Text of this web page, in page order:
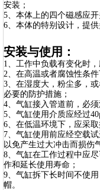
安装；
5、本体上的四个磁感应
6、本体的特别设计，提
安装与使用：
1、工作中负载有变化时
2、在高温或者腐蚀性条
3、在湿度大，粉尘多，
必要的防护措施；
4、气缸接入管道前，必
5、气缸使用介质应经过
6、在低温环境下，应采
7、气缸使用前应经空载
以免产生过大冲击而损伤
8、气缸在工作过程中应
作和延长使用寿命；
9、气缸拆下长时间不使
帽。